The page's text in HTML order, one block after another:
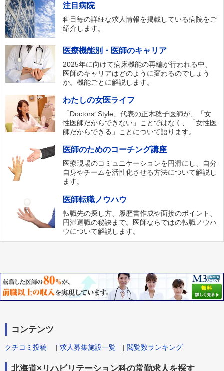
注目病院
科目毎の詳細な求人情報を掲載している病院をご
紹介します。
医療機能別・医師のキャリア
2025年に向けて病床機能の再編が行われる中、
医師のキャリアはどのように変わるのでしょう
か。機能ごとに解説します。
わたしの女医ライフ
「Doctors‘ Style」代表の正木稔子医師が、「女
性医師だからできない」ことではなく、「女性医
師だからできる」ことについて語ります。
医師のためのコーチング講座
医療現場のコミュニケーションを円滑にし、自分
自身やチームを活性化させる方法について解説し
ます。
医師転職ノウハウ
転職先の探し方、履歴書作成や面接のポイント、
円満退職の秘訣まで。医師ならではの転職ノウハ
ウについて解説します。
コンテンツ
クチコミ投稿 | 求人募集施設一覧 | 閲覧数ランキング
北海道×リハビリテーション科の常勤求人を探す